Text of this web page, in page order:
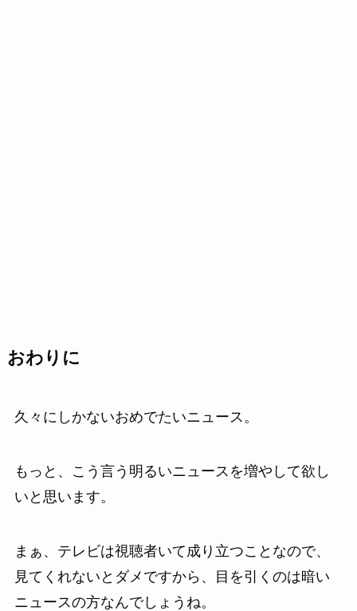
おわりに
久々にしかないおめでたいニュース。
もっと、こう言う明るいニュースを増やして欲し
いと思います。
まぁ、テレビは視聴者いて成り立つことなので、
見てくれないとダメですから、目を引くのは暗い
ニュースの方なんでしょうね。